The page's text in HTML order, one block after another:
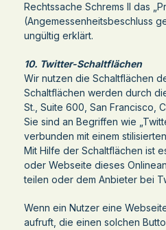
Rechtssache Schrems II das
(Angemessenheitsbeschluss
ungültig erklärt.
10. Twitter-Schaltflächen
Wir nutzen die Schaltflächen
Schaltflächen werden durch
St., Suite 600, San Francisco,
Sie sind an Begriffen wie
verbunden mit einem
Mit Hilfe der Schaltflächen ist
oder Webseite dieses
teilen oder dem Anbieter bei
Wenn ein Nutzer eine
aufruft, die einen solchen